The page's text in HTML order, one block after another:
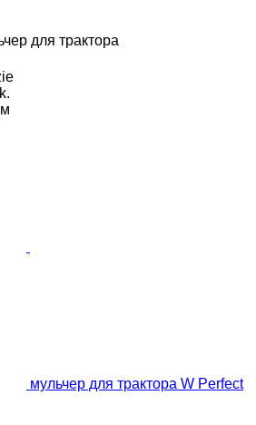
для трактора
мульчер для трактора W Perfect